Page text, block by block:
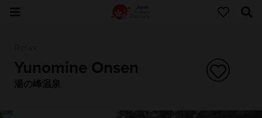
Yunomine Onsen
湯の峰温泉